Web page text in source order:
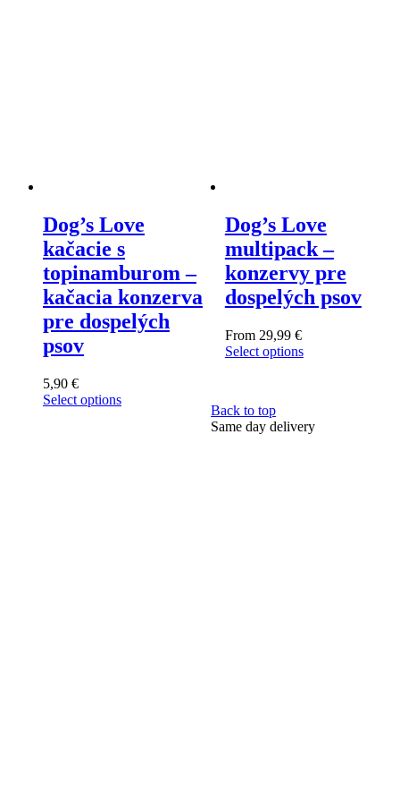
Dog’s Love
kačacie s
topinamburom –
kačacia konzerva
pre dospelých
psov
5,90 €
Select options
Dog’s Love
multipack –
konzervy pre
dospelých psov
From 29,99 €
Select options
multiple
variants.
Back to top
Same day delivery